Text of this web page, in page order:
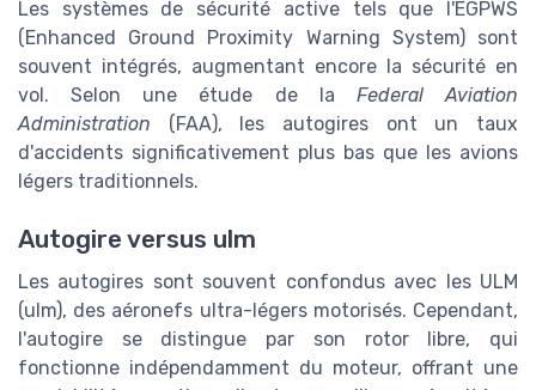
Les systèmes de sécurité active tels que l'EGPWS
(Enhanced Ground Proximity Warning System) sont
souvent intégrés, augmentant encore la sécurité en
vol. Selon une étude de la Federal Aviation
Administration (FAA), les autogires ont un taux
d'accidents significativement plus bas que les avions
légers traditionnels.
Autogire versus ulm
Les autogires sont souvent confondus avec les ULM
(ulm), des aéronefs ultra-légers motorisés. Cependant,
l'autogire se distingue par son rotor libre, qui
fonctionne indépendamment du moteur, offrant une